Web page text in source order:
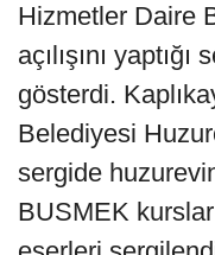
Hizmetler Daire
açılışını
gösterdi.
Belediyesi
sergide
BUSMEK